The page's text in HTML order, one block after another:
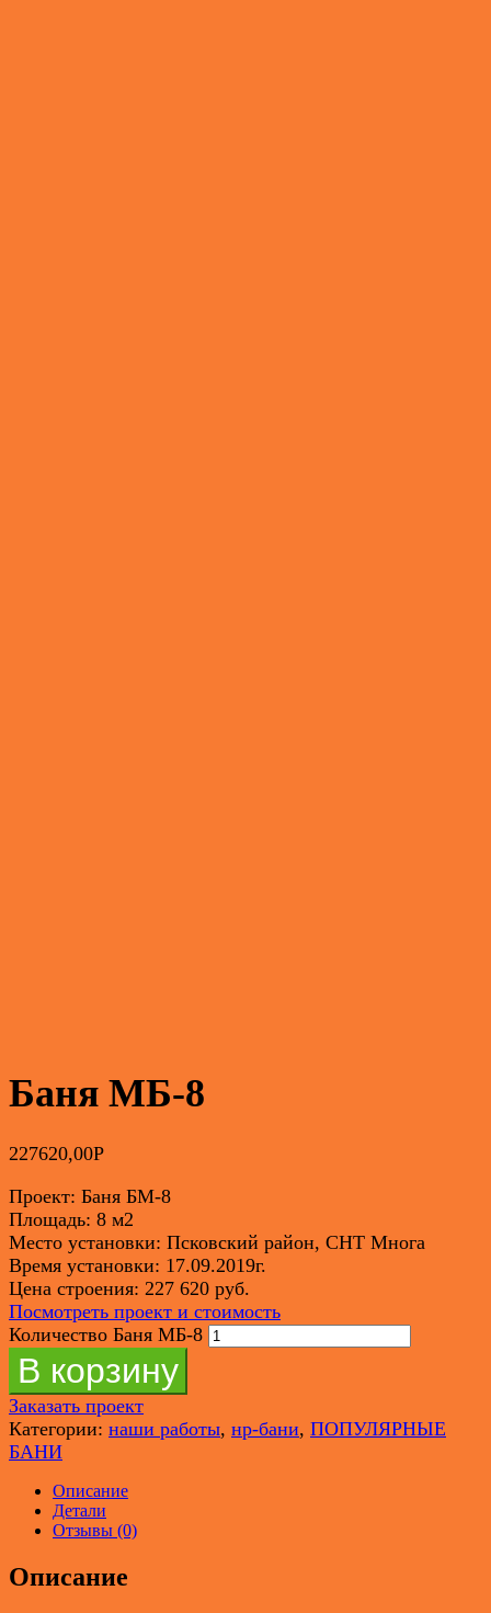
Баня МБ-8
227620,00Р
Проект: Баня БМ-8
Площадь: 8 м2
Место установки: Псковский район, СНТ Многа
Время установки: 17.09.2019г.
Цена строения: 227 620 руб.
Посмотреть проект и стоимость
Количество Баня МБ-8
В корзину
Заказать проект
Категории: наши работы, нр-бани, ПОПУЛЯРНЫЕ
БАНИ
Описание
Детали
Отзывы (0)
Описание